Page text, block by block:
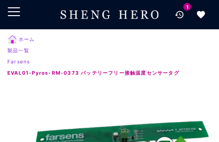
メインコンテンツにスキップ
検索にスキップ
フッターにスキップ
1
ホーム
製品一覧
Farsens
EVAL01-Pyros-RM-0373 バッテリーフリー接触温度センサータグ